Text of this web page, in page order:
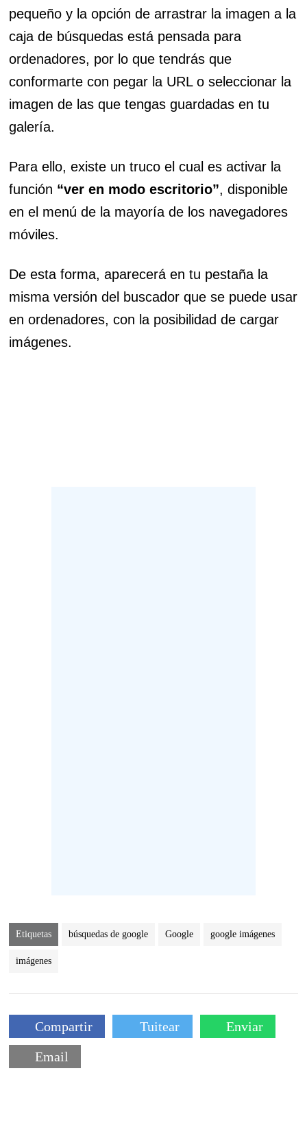
pequeño y la opción de arrastrar la imagen a la
caja de búsquedas está pensada para
ordenadores, por lo que tendrás que
conformarte con pegar la URL o seleccionar la
imagen de las que tengas guardadas en tu
galería.
Para ello, existe un truco el cual es activar la
función “ver en modo escritorio”, disponible
en el menú de la mayoría de los navegadores
móviles.
De esta forma, aparecerá en tu pestaña la
misma versión del buscador que se puede usar
en ordenadores, con la posibilidad de cargar
imágenes.
Etiquetas búsquedas de google Google google imágenes
imágenes
Compartir Tuitear
Enviar
Email